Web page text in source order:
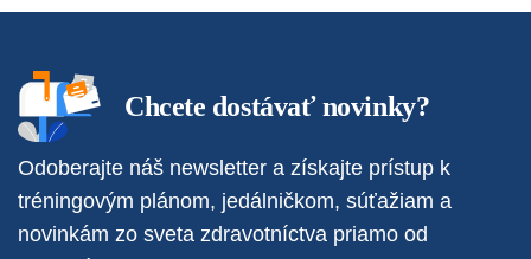
Chcete dostávať novinky?
Odoberajte náš newsletter a získajte prístup k
tréningovým plánom, jedálničkom, súťažiam a
novinkám zo sveta zdravotníctva priamo od